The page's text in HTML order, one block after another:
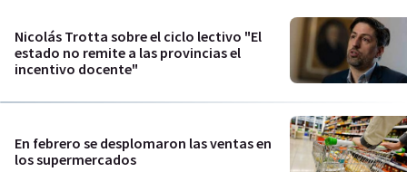
Nicolás Trotta sobre el ciclo lectivo "El
estado no remite a las provincias el
incentivo docente"
En febrero se desplomaron las ventas en
los supermercados